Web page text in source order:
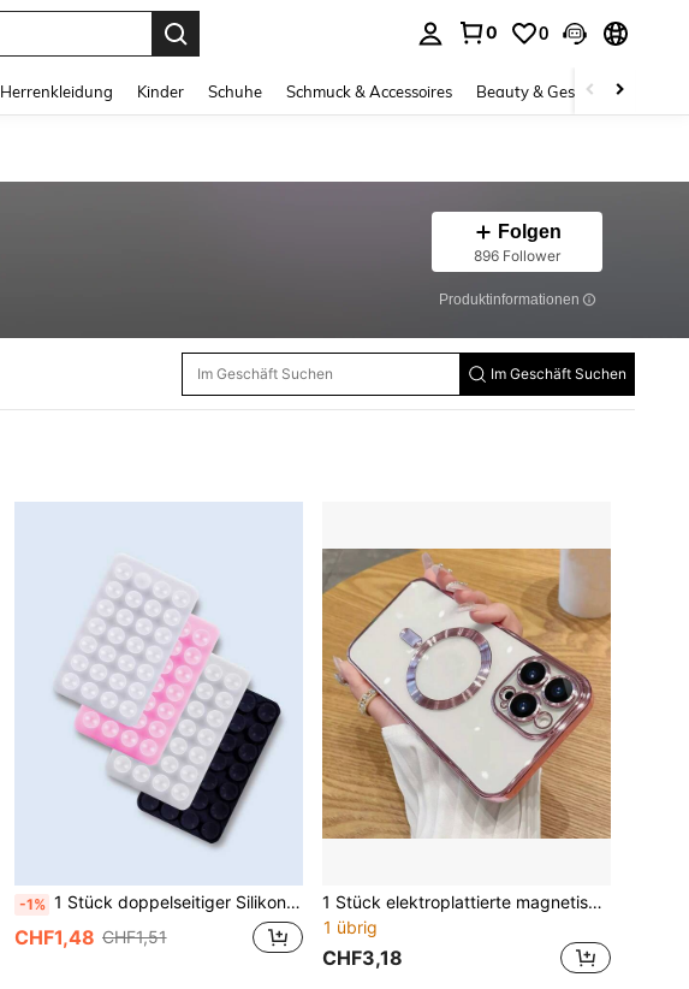
0 0
Herrenkleidung Kinder Schuhe Schmuck & Accessoires Beauty & Gesundheit
Folgen
896 Follower
Produktinformationen
Im Geschäft Suchen
-1% 1 Stück doppelseitiger Silikon Handygriff, Saugnapf Handyhülle Ständer, Freihändiger klebender Handyhalter, geeignet für Selfies und Videos, Finger Handygriff Ständer, wandmontierbar, Autohalterung, verwendbar für Zuhause, Büro, Badezimmer, Küche, leicht zu reinigen, hinterlässt keine Spuren, weiche Oberfläche, wiederverwendbares Handyzubehör
CHF1,48 CHF1,51
1 Stück elektroplattierte magnetische Vollschutz Handyhülle, kompatibel mit iPhone 17, Air, 16 Pro, 15 Pro Max, 14 Pro Max, 13, 12, 11, XS Max, 8, 8 Plus, Softshell
1 übrig
CHF3,18